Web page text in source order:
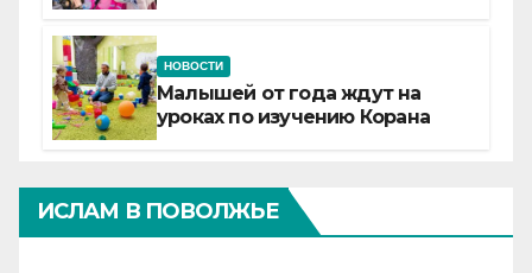
НОВОСТИ
Малышей от года ждут на
уроках по изучению Корана
ИСЛАМ В ПОВОЛЖЬЕ